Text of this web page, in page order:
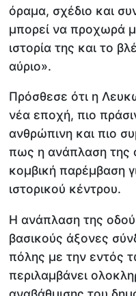
όραμα, σχέδιο και
μπορεί να προχωρά
ιστορία της και το
αύριο».
Πρόσθεσε ότι η
νέα εποχή, πιο
ανθρώπινη και πιο
πως η ανάπλαση της
κομβική παρέμβαση
ιστορικού κέντρου.
Η ανάπλαση της
βασικούς άξονες
πόλης με την εντός
περιλαμβάνει